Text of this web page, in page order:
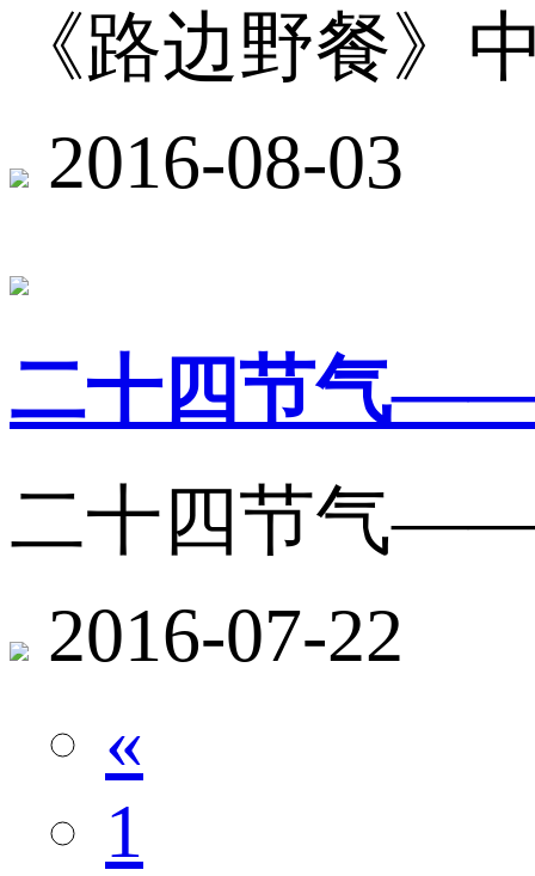
《路边野餐》
2016-08-03
二十四节气
二十四节气
2016-07-22
«
1